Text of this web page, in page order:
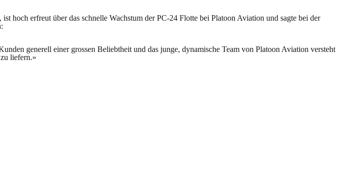
hoch erfreut über das schnelle Wachstum der PC-24 Flotte bei Platoon Aviation und sagte bei der
generell einer grossen Beliebtheit und das junge, dynamische Team von Platoon Aviation versteht
liefern.»